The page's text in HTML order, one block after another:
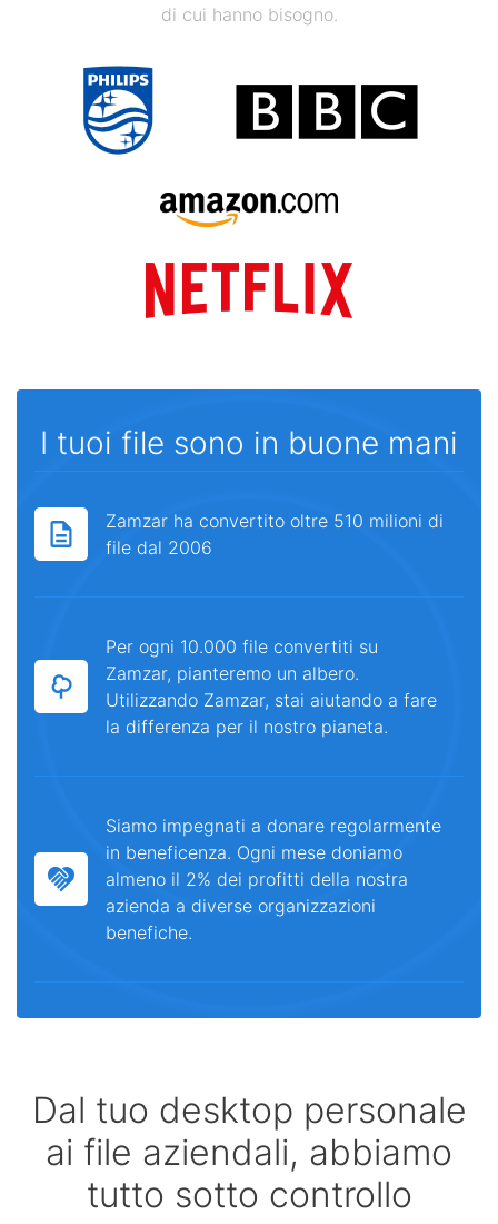
di cui hanno bisogno.
I tuoi file sono in buone mani
Zamzar ha convertito oltre 510 milioni di
file dal 2006
Per ogni 10.000 file convertiti su
Zamzar, pianteremo un albero.
Utilizzando Zamzar, stai aiutando a fare
la differenza per il nostro pianeta.
Siamo impegnati a donare regolarmente
in beneficenza. Ogni mese doniamo
almeno il 2% dei profitti della nostra
azienda a diverse organizzazioni
benefiche.
Dal tuo desktop personale
ai file aziendali, abbiamo
tutto sotto controllo